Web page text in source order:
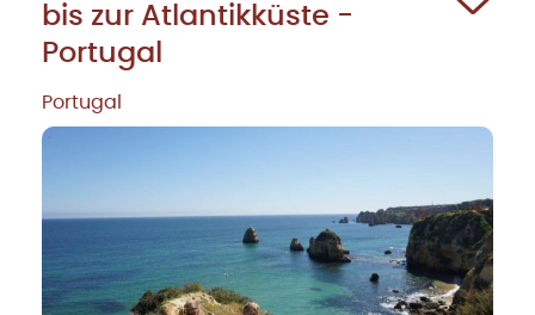
bis zur Atlantikküste -
Portugal
Portugal